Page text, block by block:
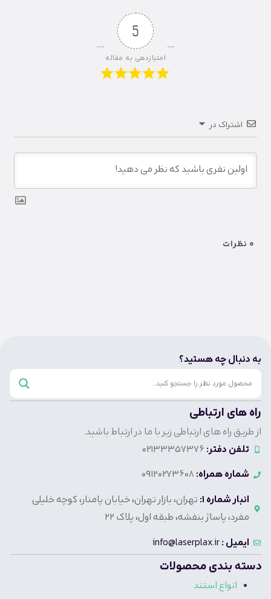
5
امتیازدهی به مقاله
اشتراک در
0 نظرات
به دنبال چه هستید؟
راه های ارتباطی
از طریق راه های ارتباطی زیر با ما در ارتباط باشید.
تلفن دفتر: 02133357376
شماره همراه: 09120273608
انبار شماره 1:
تهران، بازار تهران، خیابان پامنار، کوچه خلیلی
مفرد، پاساژ بنفشه، طبقه اول، پلاک 22
ایمیل :info@laserplax.ir
دسته بندی محصولات
انواع استند